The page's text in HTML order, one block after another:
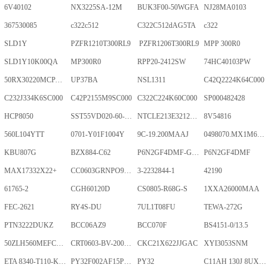
6V40102 NX3225SA-12M BUK3F00-50WGFA NJ28MA0103
367530085 c322c512 C322C512dAG5TA c322
SLD1Y PZFR1210T300RL9 PZFR1206T300RL9 MPP 300R0
SLD1Y10K00QA MP300R0 RPP20-2412SW 74HC40103PW
50RX30220MCPA10X20 UP37BA NSL1311 C42Q2224K64C000
C232J334K6SC000 C42P2155M9SC000 C322C224K60C000 SP000482428
HCP8050 SST55VD020-60-C-TQWE NTCLE213E3212FMT 8V54816
560L104YTT 0701-Y01F1004Y 9C-19.200MAAJ 0498070.MX1M6-CN
KBU807G BZX884-C62 P6N2GF4DMF-GKT-2Gb P6N2GF4DMF
MAX17332X22+ CC0603GRNPO9BN400 3-2232844-1 42190
61765-2 CGH60120D CS0805-R68G-S 1XXA26000MAA
FEC-2621 RY4S-DU 7UL1T08FU TEWA-272G
PTN3222DUKZ BCC06AZ9 BCC070F BS4151-0/13.5
50ZLH560MEFCRI12.5X25 CRT0603-BV-2001ELF CKC21X622JJGAC XYI3053SNM
ETA 8340-T110-K1F1-ALH0-25A PY32F002AF15P6TU PY32 C11AH 130J 8UXLT